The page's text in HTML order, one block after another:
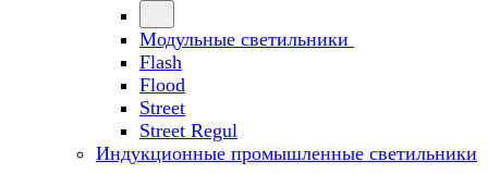
Модульные светильники
Flash
Flood
Street
Street Regul
Индукционные промышленные светильники